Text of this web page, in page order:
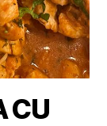
CU